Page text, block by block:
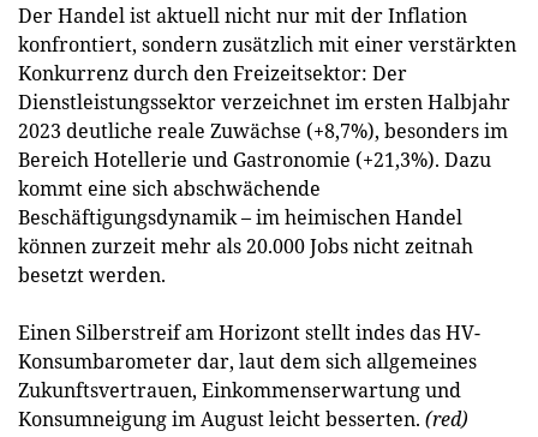
Der Handel ist aktuell nicht nur mit der Inflation
konfrontiert, sondern zusätzlich mit einer verstärkten
Konkurrenz durch den Freizeitsektor: Der
Dienstleistungssektor verzeichnet im ersten Halbjahr
2023 deutliche reale Zuwächse (+8,7%), besonders im
Bereich Hotellerie und Gastronomie (+21,3%). Dazu
kommt eine sich abschwächende
Beschäftigungsdynamik – im heimischen Handel
können zurzeit mehr als 20.000 Jobs nicht zeitnah
besetzt werden.
Einen Silberstreif am Horizont stellt indes das HV-
Konsumbarometer dar, laut dem sich allgemeines
Zukunftsvertrauen, Einkommenserwartung und
Konsumneigung im August leicht besserten. (red)